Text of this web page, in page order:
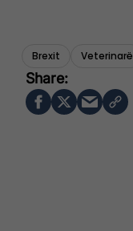
Brexit Veterinarë